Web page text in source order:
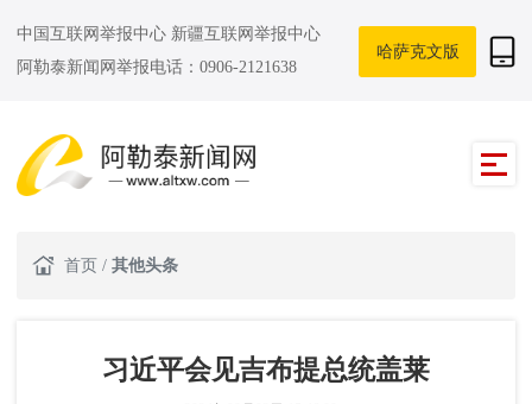
中国互联网举报中心 新疆互联网举报中心
阿勒泰新闻网举报电话：0906-2121638
哈萨克文版
首页 / 其他头条
习近平会见吉布提总统盖莱